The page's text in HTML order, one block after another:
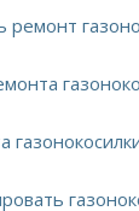
ремонт